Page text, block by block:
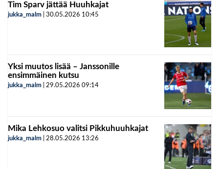
Tim Sparv jättää Huuhkajat
jukka_malm 30.05.2026 10:45
Yksi muutos lisää – Janssonille
ensimmäinen kutsu
jukka_malm 29.05.2026 09:14
Mika Lehkosuo valitsi Pikkuhuuhkajat
jukka_malm 28.05.2026 13:26